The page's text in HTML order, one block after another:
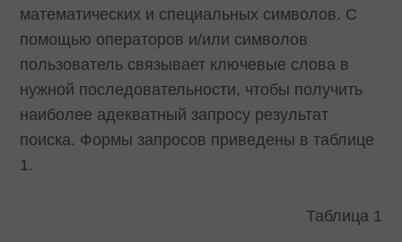
математических и специальных символов. С
помощью операторов и/или символов
пользователь связывает ключевые слова в
нужной последовательности, чтобы получить
наиболее адекватный запросу результат
поиска. Формы запросов приведены в таблице
1.
Таблица 1